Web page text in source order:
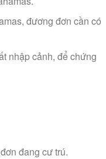
đương đơn cần có
nhập cảnh, để chứng
đang cư trú.